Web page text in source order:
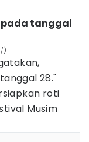
pada tanggal
)
28."
roti
Musim